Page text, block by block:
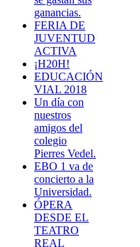
ganancias.
FERIA DE
JUVENTUD
ACTIVA
¡H20H!
EDUCACIÓN
VIAL 2018
Un día con
nuestros
amigos del
colegio
Pierres Vedel.
EBO 1 va de
concierto a la
Universidad.
ÓPERA
DESDE EL
TEATRO
REAL